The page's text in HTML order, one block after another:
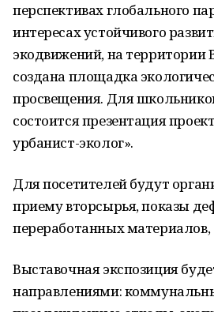
перспективах глобального
интересах устойчивого
экодвижений, на
создана площадка
просвещения. Для
состоится презентация
урбанист-эколог».
Для посетителей будут
приему вторсырья, показы
переработанных материалов,
Выставочная экспозиция
направлениями: